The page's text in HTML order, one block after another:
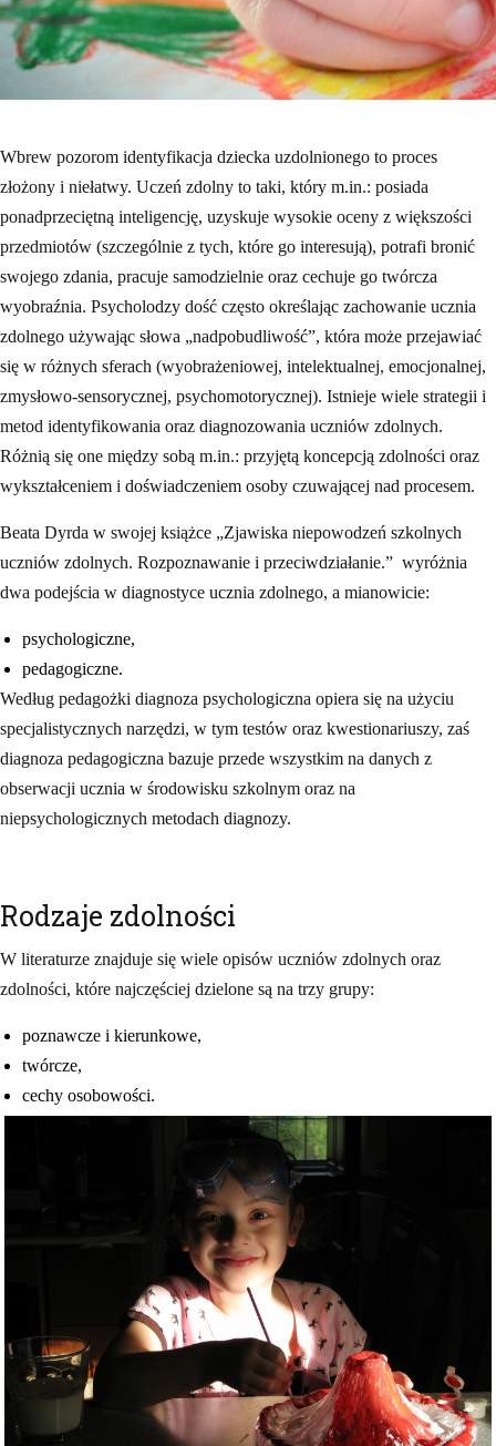
Wbrew pozorom identyfikacja dziecka uzdolnionego to proces
złożony i niełatwy. Uczeń zdolny to taki, który m.in.: posiada
ponadprzeciętną inteligencję, uzyskuje wysokie oceny z większości
przedmiotów (szczególnie z tych, które go interesują), potrafi bronić
swojego zdania, pracuje samodzielnie oraz cechuje go twórcza
wyobraźnia. Psycholodzy dość często określając zachowanie ucznia
zdolnego używając słowa „nadpobudliwość”, która może przejawiać
się w różnych sferach (wyobrażeniowej, intelektualnej, emocjonalnej,
zmysłowo-sensorycznej, psychomotorycznej). Istnieje wiele strategii i
metod identyfikowania oraz diagnozowania uczniów zdolnych.
Różnią się one między sobą m.in.: przyjętą koncepcją zdolności oraz
wykształceniem i doświadczeniem osoby czuwającej nad procesem.
Beata Dyrda w swojej książce „Zjawiska niepowodzeń szkolnych
uczniów zdolnych. Rozpoznawanie i przeciwdziałanie.” wyróżnia
dwa podejścia w diagnostyce ucznia zdolnego, a mianowicie:
psychologiczne,
pedagogiczne.
Według pedagożki diagnoza psychologiczna opiera się na użyciu
specjalistycznych narzędzi, w tym testów oraz kwestionariuszy, zaś
diagnoza pedagogiczna bazuje przede wszystkim na danych z
obserwacji ucznia w środowisku szkolnym oraz na
niepsychologicznych metodach diagnozy.
Rodzaje zdolności
W literaturze znajduje się wiele opisów uczniów zdolnych oraz
zdolności, które najczęściej dzielone są na trzy grupy:
poznawcze i kierunkowe,
twórcze,
cechy osobowości.